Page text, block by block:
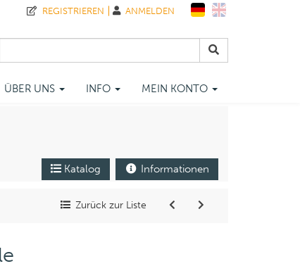
ÜBER UNS INFO MEIN KONTO
REGISTRIEREN ANMELDEN
Katalog Informationen
Zurück zur Liste